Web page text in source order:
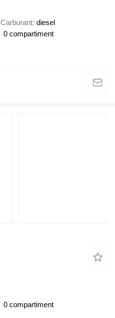
Carburant diesel
0 compartiment
0 compartiment